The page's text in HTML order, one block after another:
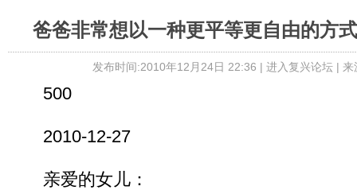
爸爸非常想以一种更平等更自由的方
发布时间:2010年12月24日 22:36 | 进入复兴论坛| 来
500
2010-12-27
亲爱的女儿：